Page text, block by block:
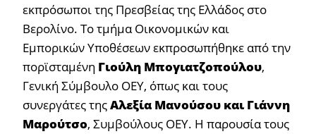
εκπρόσωποι της Πρεσβείας της Ελλάδος στο
Βερολίνο. Το τμήμα Οικονομικών και
Εμπορικών Υποθέσεων εκπροσωπήθηκε από την
πορϊσταμένη Γιούλη Μπογιατζοπούλου,
Γενική Σύμβουλο ΟΕΥ, όπως και τους
συνεργάτες τηςΑλεξία Μανούσου και Γιάννη
Μαρούτσο, Συμβούλους ΟΕΥ. Η παρουσία τους